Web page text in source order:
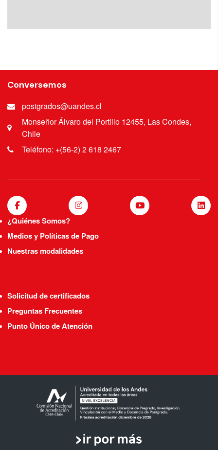
Conversemos
postgrados@uandes.cl
Monseñor Álvaro del Portillo 12455, Las Condes,
Chile
Teléfono: +(56-2) 2 618 2467
¿Quiénes Somos?
Medios y Políticas de Pago
Nuestras modalidades
Solicitud de certificados
Preguntas Frecuentes
Punto Único de Atención